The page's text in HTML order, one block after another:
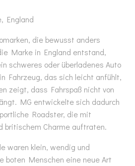
England
die bewusst anders
Marke in England entstand,
schweres oder überladenes Auto
Fahrzeug, das sich leicht anfühlt,
zeigt, dass Fahrspaß nicht von
MG entwickelte sich dadurch
Roadster, die mit
britischem Charme auftraten.
waren klein, wendig und
boten Menschen eine neue Art